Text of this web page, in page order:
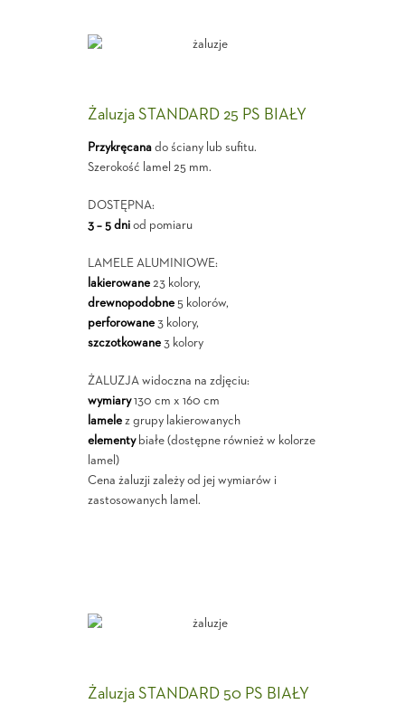
Żaluzja STANDARD 25 PS BIAŁY
Przykręcanado ściany lub sufitu.
Szerokość lamel 25 mm.
DOSTĘPNA:
3 – 5 dniod pomiaru
LAMELE ALUMINIOWE:
lakierowane23 kolory,
drewnopodobne5 kolorów,
perforowane3 kolory,
szczotkowane3 kolory
ŻALUZJA widoczna na zdjęciu:
wymiary130 cm x 160 cm
lamelez grupy lakierowanych
elementybiałe (dostępne również w kolorze
lamel)
Cena żaluzji zależy od jej wymiarów i
zastosowanych lamel.
Żaluzja STANDARD 50 PS BIAŁY